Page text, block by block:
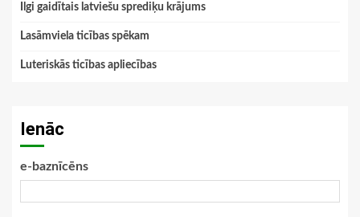
Ilgi gaidītais latviešu sprediķu krājums
Lasāmviela ticības spēkam
Luteriskās ticības apliecības
Ienāc
e-baznīcēns